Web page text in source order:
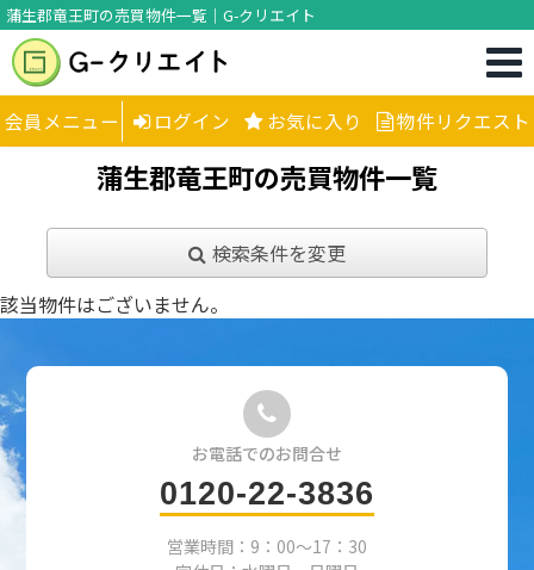
蒲生郡竜王町の売買物件一覧｜G-クリエイト
会員メニュー ログイン お気に入り 物件リクエスト
蒲生郡竜王町の売買物件一覧
検索条件を変更
該当物件はございません。
お電話でのお問合せ
0120-22-3836
営業時間：9：00～17：30